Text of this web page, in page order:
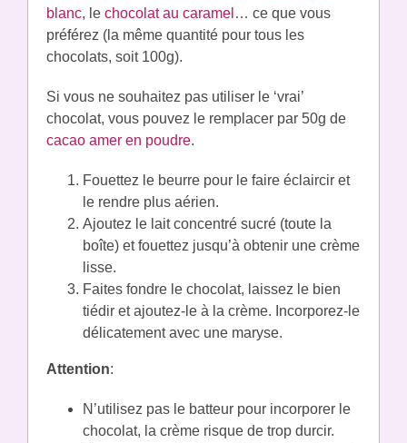
blanc, le chocolat au caramel … ce que vous
préférez (la même quantité pour tous les
chocolats, soit 100g).
Si vous ne souhaitez pas utiliser le ‘vrai’
chocolat, vous pouvez le remplacer par 50g de
cacao amer en poudre.
Fouettez le beurre pour le faire éclaircir et
le rendre plus aérien.
Ajoutez le lait concentré sucré (toute la
boîte) et fouettez jusqu’à obtenir une crème
lisse.
Faites fondre le chocolat, laissez le bien
tiédir et ajoutez-le à la crème. Incorporez-le
délicatement avec une maryse.
Attention:
N’utilisez pas le batteur pour incorporer le
chocolat, la crème risque de trop durcir.